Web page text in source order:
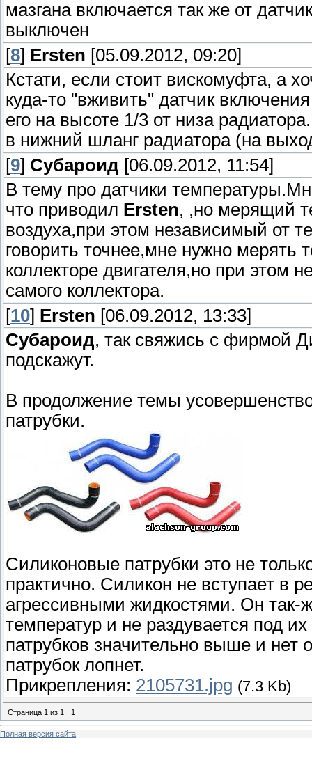
мазгана включается так же от
выключен
[8] Ersten [05.09.2012, 09:20]
Кстати, если стоит вискомуфта, а
куда-то "вживить" датчик
его на высоте 1/3 от низа
в нижний шланг радиатора (на
[9] Субароид [06.09.2012, 11:54]
В тему про датчики
что приводил Ersten, ,но мерящий
воздуха,при этом независимый от
говорить точнее,мне нужно
коллекторе двигателя,но при этом
самого коллектора.
[10] Ersten [06.09.2012, 13:33]
Субароид, так свяжись с фирмой
подскажут.
В продолжение темы
патрубки.
Силиконовые патрубки это не
практично. Силикон не вступает в
агрессивными жидкостями. Он так-
температур и не раздувается под
патрубков значительно выше и нет
патрубок лопнет.
Прикрепления: 2105731.jpg (7.3 Kb)
Страница 1 из 1 1
Полная версия сайта